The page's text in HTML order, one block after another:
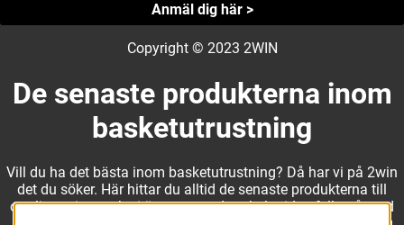
Anmäl dig här >
Copyright © 2023 2WIN
De senaste produkterna inom
basketutrustning
Vill du ha det bästa inom basketutrustning? Då har vi på 2win
det du söker. Här hittar du alltid de senaste produkterna till
otroliga priser, och vi är noga med att hela tiden fylla på med